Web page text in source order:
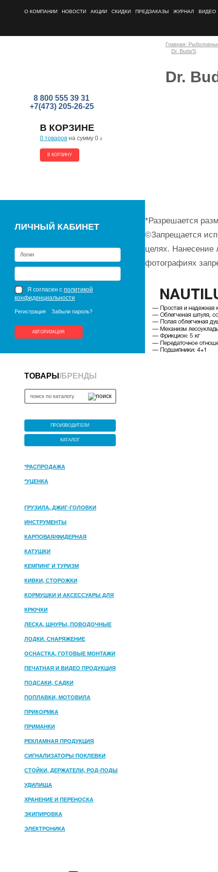
О КОМПАНИИ НОВОСТИ АКЦИИ СКИДКИ ПРЕДЗАКАЗЫ ЖУРНАЛ ВИДЕО
8 800 555 39 31
+7(473) 205-26-25
В КОРЗИНЕ
0 товаров на сумму 0 a
В КОРЗИНУ
ЛИЧНЫЙ КАБИНЕТ
Я согласен с политикой
конфиденциальности
Регистрация Забыли пароль?
АВТОРИЗАЦИЯ
ТОВАРЫ /БРЕНДЫ
ПРОИЗВОДИТЕЛИ
КАТАЛОГ
*РАСПРОДАЖА
*УЦЕНКА
ГРУЗИЛА, ДЖИГ-ГОЛОВКИ
ИНСТРУМЕНТЫ
КАРПОВАЯ/ФИДЕРНАЯ
КАТУШКИ
КЕМПИНГ И ТУРИЗМ
КИВКИ, СТОРОЖКИ
КОРМУШКИ И АКСЕССУАРЫ ДЛЯ
ПРИКОРМКИ
КРЮЧКИ
ЛЕСКА, ШНУРЫ, ПОВОДОЧНЫЕ
МАТЕРИАЛЫ
ЛОДКИ, СНАРЯЖЕНИЕ
ОСНАСТКА, ГОТОВЫЕ МОНТАЖИ
ПЕЧАТНАЯ И ВИДЕО ПРОДУКЦИЯ
ПОДСАКИ, САДКИ
ПОПЛАВКИ, МОТОВИЛА
ПРИКОРМКА
ПРИМАНКИ
РЕКЛАМНАЯ ПРОДУКЦИЯ
СИГНАЛИЗАТОРЫ ПОКЛЕВКИ
СТОЙКИ, ДЕРЖАТЕЛИ, РОД-ПОДЫ
УДИЛИЩА
ХРАНЕНИЕ И ПЕРЕНОСКА
ЭКИПИРОВКА
ЭЛЕКТРОНИКА
Главная:
Dr. Buda'S
Dr.
*Разрешается
©Запрещается
целях. Нанесение
фотографиях